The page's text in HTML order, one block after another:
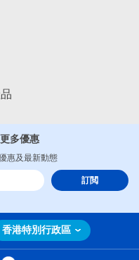
多優惠
惠及最新動態
訂閲
香港特別行政區